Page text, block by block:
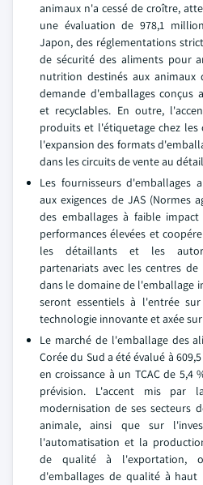
animaux n'a cessé de croître,
une évaluation de 978,1
Japon, des réglementations
de sécurité des aliments pour
nutrition destinés aux animaux
demande d'emballages conçus
et recyclables. En outre,
produits et l'étiquetage chez
l'expansion des formats
dans les circuits de vente au
Les fournisseurs d'emballages
aux exigences de JAS (Normes
des emballages à faible
performances élevées et
les détaillants et les
partenariats avec les centres
dans le domaine de l'emballage
seront essentiels à l'entrée
technologie innovante et axée
Le marché de l'emballage des
Corée du Sud a été évalué à
en croissance à un TCAC de
prévision. L'accent mis
modernisation de ses secteurs
animale, ainsi que sur
l'automatisation et la
de qualité à l'exportation,
d'emballages de qualité à